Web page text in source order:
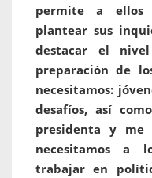
permite a
plantear sus
destacar el
preparación de
necesitamos:
desafíos, así
presidenta y me
necesitamos a
trabajar en